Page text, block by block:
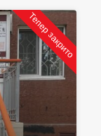
Тепер закрито